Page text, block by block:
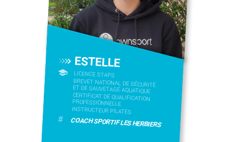
ESTELLE
LICENCE STAPS
BREVET NATIONAL DE SÉCURITÉ
ET DE SAUVETAGE AQUATIQUE
CERTIFICAT DE QUALIFICATION
PROFESSIONNELLE
INSTRUCTEUR PILATES
# COACH SPORTIF LES HERBIERS